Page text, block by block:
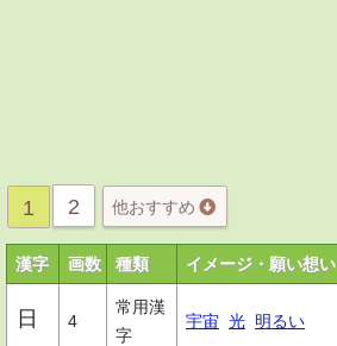
1 2 他おすすめ
漢字 画数 種類 イメージ・願い想い
日 4
常用漢
字
宇宙 光 明るい